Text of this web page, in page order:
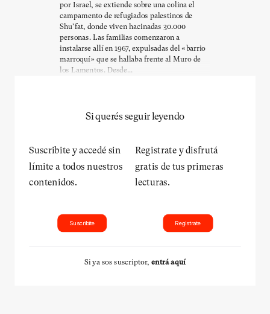
por Israel, se extiende sobre una colina el
campamento de refugiados palestinos de
Shu’fat, donde viven hacinadas 30.000
personas. Las familias comenzaron a
instalarse allí en 1967, expulsadas del «barrio
marroquí» que se hallaba frente al Muro de
los Lamentos. Desde...
Si querés seguir leyendo
Suscribite y accedé sin
límite a todos nuestros
contenidos.
Suscribite
Registrate y disfrutá
gratis de tus primeras
lecturas.
Registrate
Si ya sos suscriptor, entrá aquí